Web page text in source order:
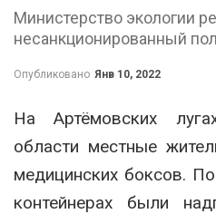
Министерство экологии
несанкционированный
Опубликовано Янв 10, 2022
На Артёмовских
области местные
медицинских боксов.
контейнерах были